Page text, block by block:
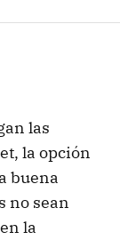
las
la opción
buena
no sean
la